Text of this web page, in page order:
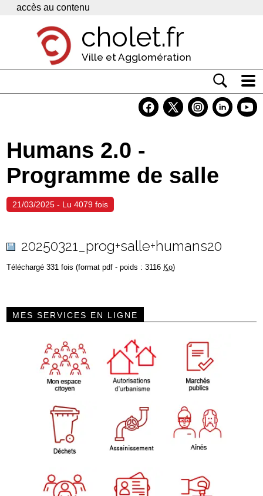
Panneau de gestion des cookies
accès au contenu
cholet.fr
Ville et Agglomération
Economie
Services
Contacts
Humans 2.0 -
Programme de salle
21/03/2025 - Lu 4079 fois
20250321_prog+salle+humans20
Téléchargé 331 fois (format pdf - poids : 3116 Ko)
MES SERVICES EN LIGNE